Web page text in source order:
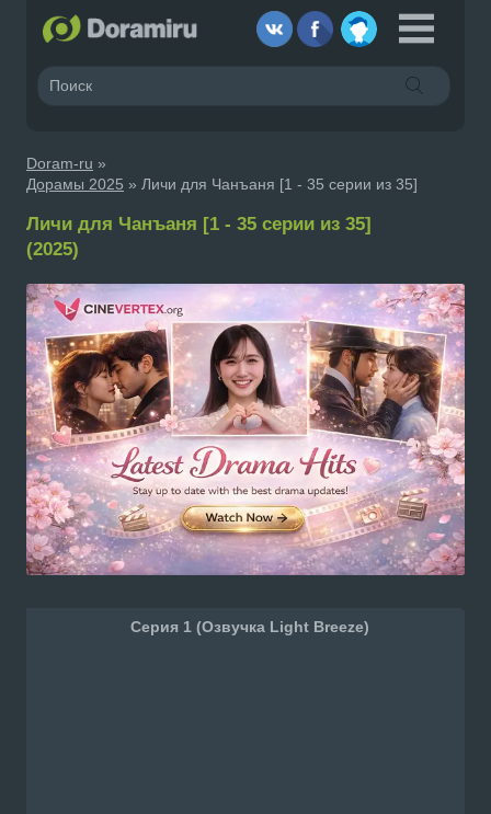
Doram-ru »
Дорамы 2025 » Личи для Чанъаня [1 - 35 серии из 35]
Личи для Чанъаня [1 - 35 серии из 35]
(2025)
Серия 1 (Озвучка Light Breeze)